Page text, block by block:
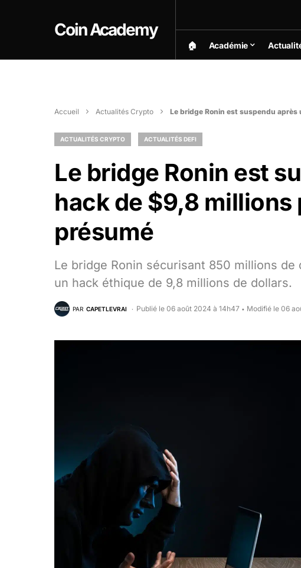
Coin Academy
🏠︎ Académie
Accueil Actualités Crypto Le bridge Ronin est suspendu
ACTUALITÉS CRYPTO ACTUALITÉS DEFI
Le bridge Ronin est
hack de $9,8
présumé
Le bridge Ronin sécurisant 850 millions
un hack éthique de 9,8 millions de dollars.
PAR CAPETLEVRAI Publié le 06 août 2024 à 14h47 • Modifié le 06